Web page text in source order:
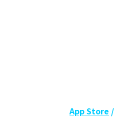
App Store /